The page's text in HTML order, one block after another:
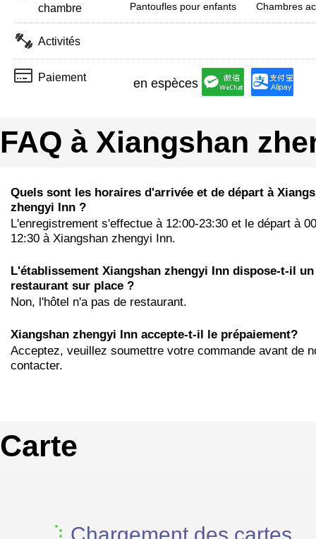
chambre
Pantoufles pour enfants
Chambres
Activités
Paiement en espèces
FAQ à Xiangshan
Quels sont les horaires d'arrivée et de départ à
zhengyi Inn ?
L'enregistrement s'effectue à 12:00-23:30 et le départ à
12:30 à Xiangshan zhengyi Inn.
L'établissement Xiangshan zhengyi Inn dispose-t-il un
restaurant sur place ?
Non, l'hôtel n'a pas de restaurant.
Xiangshan zhengyi Inn accepte-t-il le prépaiement?
Acceptez, veuillez soumettre votre commande avant de
contacter.
Carte